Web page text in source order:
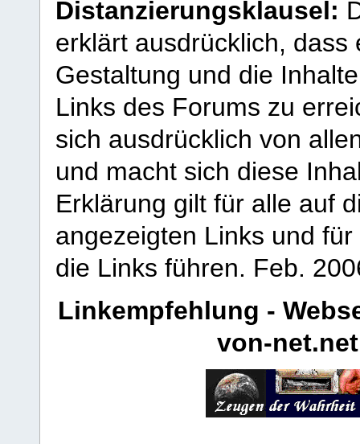
Distanzierungsklausel:
erklärt ausdrücklich,
Gestaltung und die
Links des Forums zu
sich ausdrücklich von
und macht sich diese
Erklärung gilt für alle auf
angezeigten Links und
die Links führen. Feb.
Linkempfehlung -
von-net.net